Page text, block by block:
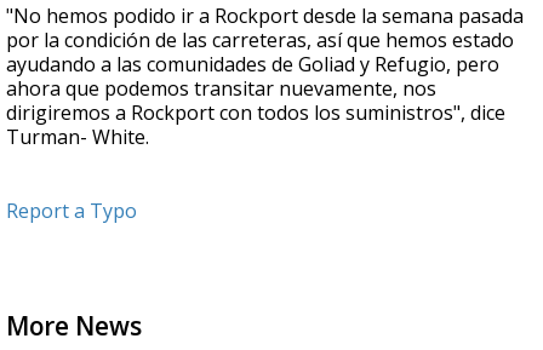
"No hemos podido ir a Rockport desde la semana pasada
por la condición de las carreteras, así que hemos estado
ayudando a las comunidades de Goliad y Refugio, pero
ahora que podemos transitar nuevamente, nos
dirigiremos a Rockport con todos los suministros", dice
Turman- White.
Report a Typo
More News